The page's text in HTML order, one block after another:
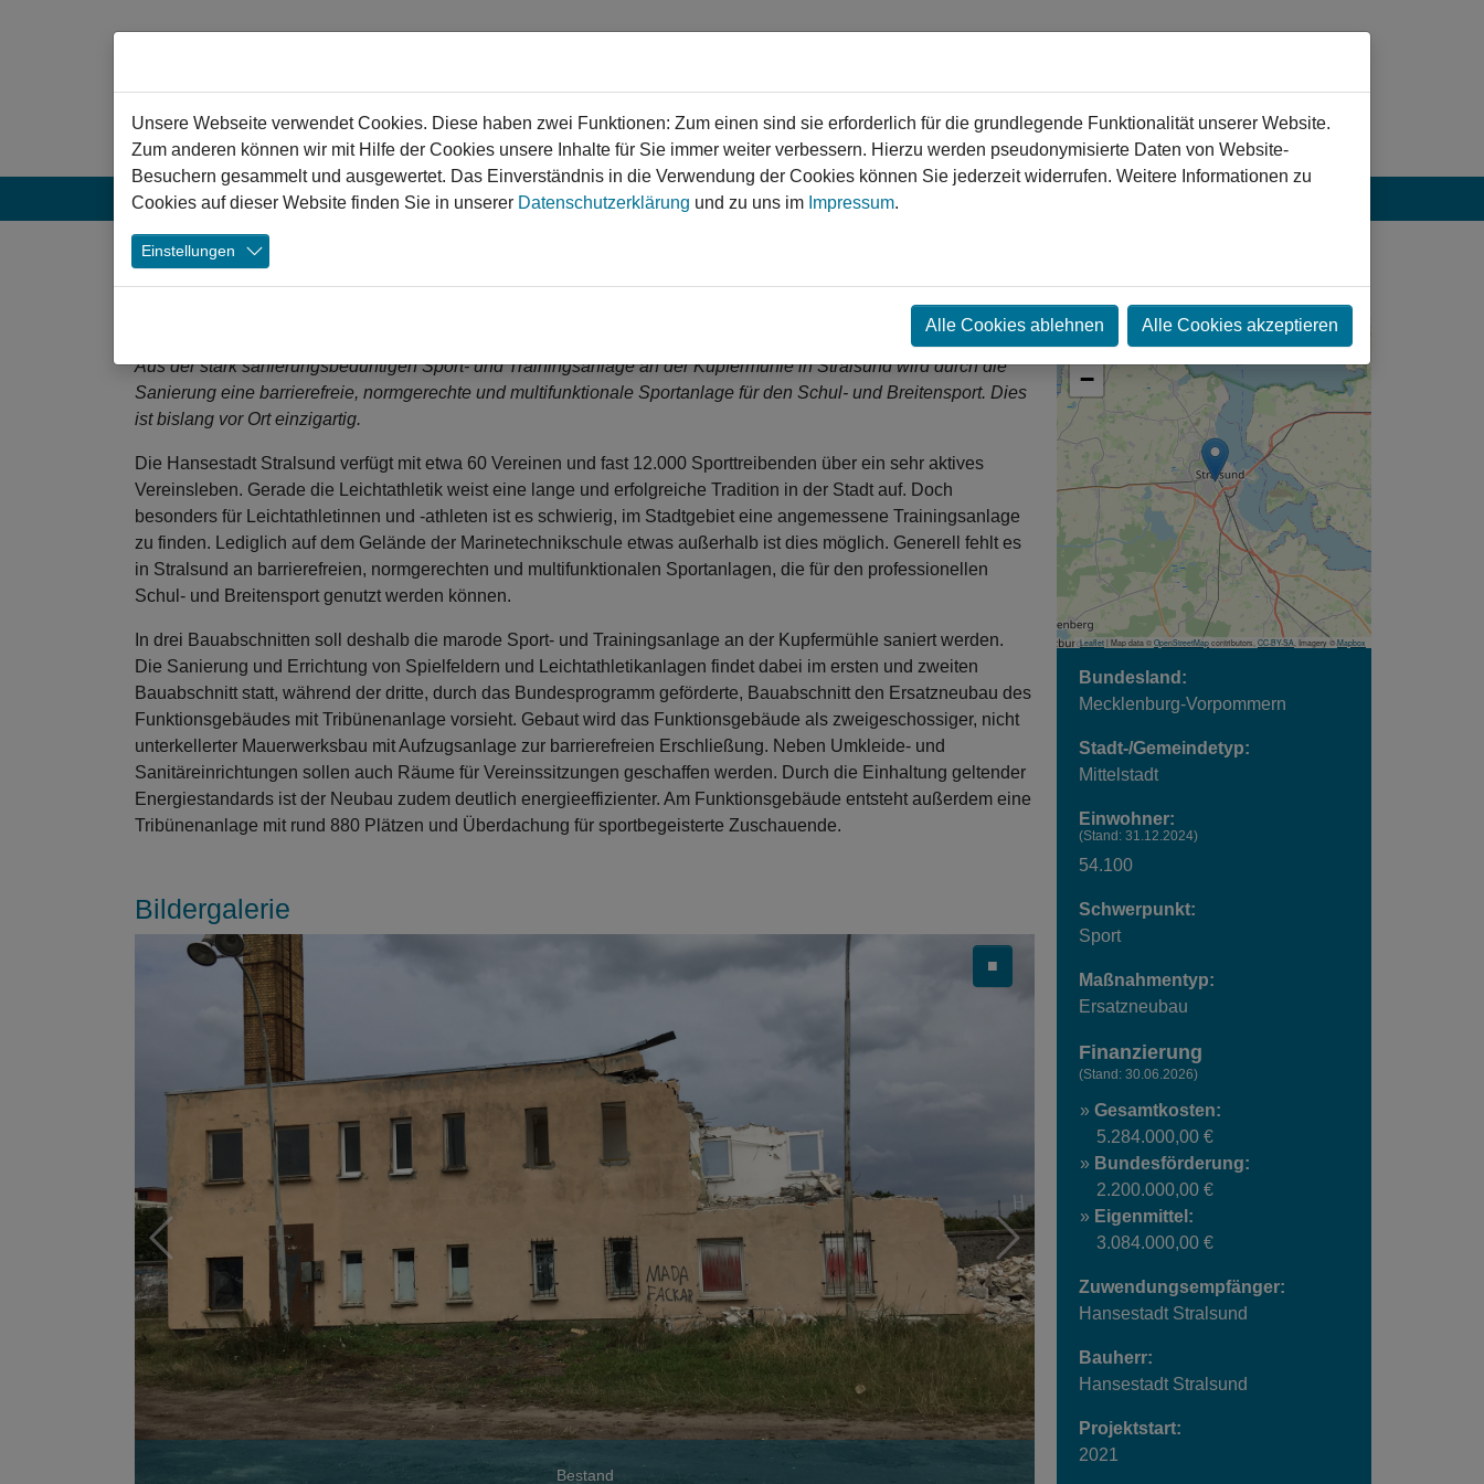
Aktuelles Projekte ❯ Veranstaltungen ❯ Service ❯ Login Kontakt
Stralsund: Ersatzneubau des Stadiongebäudes
Aus der stark sanierungsbedürftigen Sport- und Trainingsanlage an der Kupfermühle in Stralsund wird durch die
Sanierung eine barrierefreie, normgerechte und multifunktionale Sportanlage für den Schul- und Breitensport. Dies
ist bislang vor Ort einzigartig.
Die Hansestadt Stralsund verfügt mit etwa 60 Vereinen und fast 12.000 Sporttreibenden über ein sehr aktives
Vereinsleben. Gerade die Leichtathletik weist eine lange und erfolgreiche Tradition in der Stadt auf. Doch
besonders für Leichtathletinnen und -athleten ist es schwierig, im Stadtgebiet eine angemessene Trainingsanlage
zu finden. Lediglich auf dem Gelände der Marinetechnikschule etwas außerhalb ist dies möglich. Generell fehlt es
in Stralsund an barrierefreien, normgerechten und multifunktionalen Sportanlagen, die für den professionellen
Schul- und Breitensport genutzt werden können.
In drei Bauabschnitten soll deshalb die marode Sport- und Trainingsanlage an der Kupfermühle saniert werden.
Die Sanierung und Errichtung von Spielfeldern und Leichtathletikanlagen findet dabei im ersten und zweiten
Bauabschnitt statt, während der dritte, durch das Bundesprogramm geförderte, Bauabschnitt den Ersatzneubau des
Funktionsgebäudes mit Tribünenanlage vorsieht. Gebaut wird das Funktionsgebäude als zweigeschossiger, nicht
unterkellerter Mauerwerksbau mit Aufzugsanlage zur barrierefreien Erschließung. Neben Umkleide- und
Sanitäreinrichtungen sollen auch Räume für Vereinssitzungen geschaffen werden. Durch die Einhaltung geltender
Energiestandards ist der Neubau zudem deutlich energieeffizienter. Am Funktionsgebäude entsteht außerdem eine
Tribünenanlage mit rund 880 Plätzen und Überdachung für sportbegeisterte Zuschauende.
Bildergalerie
Bestand
■
Carousel pausieren oder starten
+
−
Leaflet | Map data © OpenStreetMap contributors, CC-BY-SA, Imagery © Mapbox
Bundesland:
Mecklenburg-Vorpommern
Stadt-/Gemeindetyp:
Mittelstadt
Einwohner:
(Stand: 31.12.2024)
54.100
Schwerpunkt:
Sport
Maßnahmentyp:
Ersatzneubau
Finanzierung
(Stand: 30.06.2026)
Gesamtkosten:
5.284.000,00 €
Bundesförderung:
2.200.000,00 €
Eigenmittel:
3.084.000,00 €
Zuwendungsempfänger:
Hansestadt Stralsund
Bauherr:
Hansestadt Stralsund
Projektstart:
2021
Unsere Webseite verwendet Cookies. Diese haben zwei Funktionen: Zum einen sind sie erforderlich für die grundlegende Funktionalität unserer Website.
Zum anderen können wir mit Hilfe der Cookies unsere Inhalte für Sie immer weiter verbessern. Hierzu werden pseudonymisierte Daten von Website-
Besuchern gesammelt und ausgewertet. Das Einverständnis in die Verwendung der Cookies können Sie jederzeit widerrufen. Weitere Informationen zu
Cookies auf dieser Website finden Sie in unserer Datenschutzerklärung und zu uns im Impressum.
Einstellungen
Alle Cookies ablehnen Alle Cookies akzeptieren